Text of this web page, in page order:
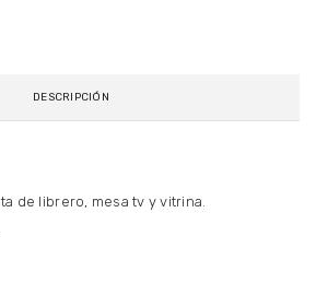
DESCRIPCIÓN
de librero, mesa tv y vitrina.